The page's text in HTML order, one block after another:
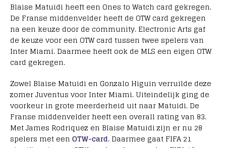
Blaise Matuidi heeft een Ones to Watch card gekregen.
De Franse middenvelder heeft de OTW card gekregen
na een keuze door de community. Electronic Arts gaf
de keuze voor een OTW card tussen twee spelers van
Inter Miami. Daarmee heeft ook de MLS een eigen OTW
card gekregen.
Zowel Blaise Matuidi en Gonzalo Higuin verruilde deze
zomer Juventus voor Inter Miami. Uiteindelijk ging de
voorkeur in grote meerderheid uit naar Matuidi. De
Franse middenvelder heeft een overall rating van 83.
Met James Rodriquez en Blaise Matuidi zijn er nu 28
spelers met een OTW-card. Daarmee gaat FIFA 21